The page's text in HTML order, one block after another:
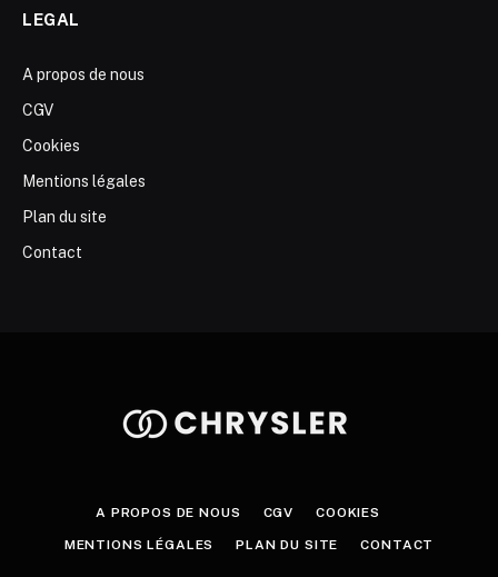
LEGAL
A propos de nous
CGV
Cookies
Mentions légales
Plan du site
Contact
A PROPOS DE NOUS CGV COOKIES
MENTIONS LÉGALES PLAN DU SITE CONTACT